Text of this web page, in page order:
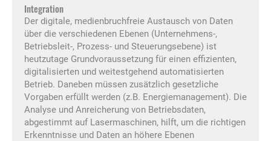
Integration
Der digitale, medienbruchfreie Austausch von Daten
über die verschiedenen Ebenen (Unternehmens-,
Betriebsleit-, Prozess- und Steuerungsebene) ist
heutzutage Grundvoraussetzung für einen effizienten,
digitalisierten und weitestgehend automatisierten
Betrieb. Daneben müssen zusätzlich gesetzliche
Vorgaben erfüllt werden (z.B. Energiemanagement). Die
Analyse und Anreicherung von Betriebsdaten,
abgestimmt auf Lasermaschinen, hilft, um die richtigen
Erkenntnisse und Daten an höhere Ebenen